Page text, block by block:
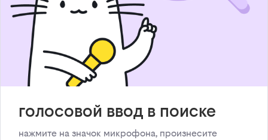
голосовой ввод в поиске
нажмите на значок микрофона, произнесите